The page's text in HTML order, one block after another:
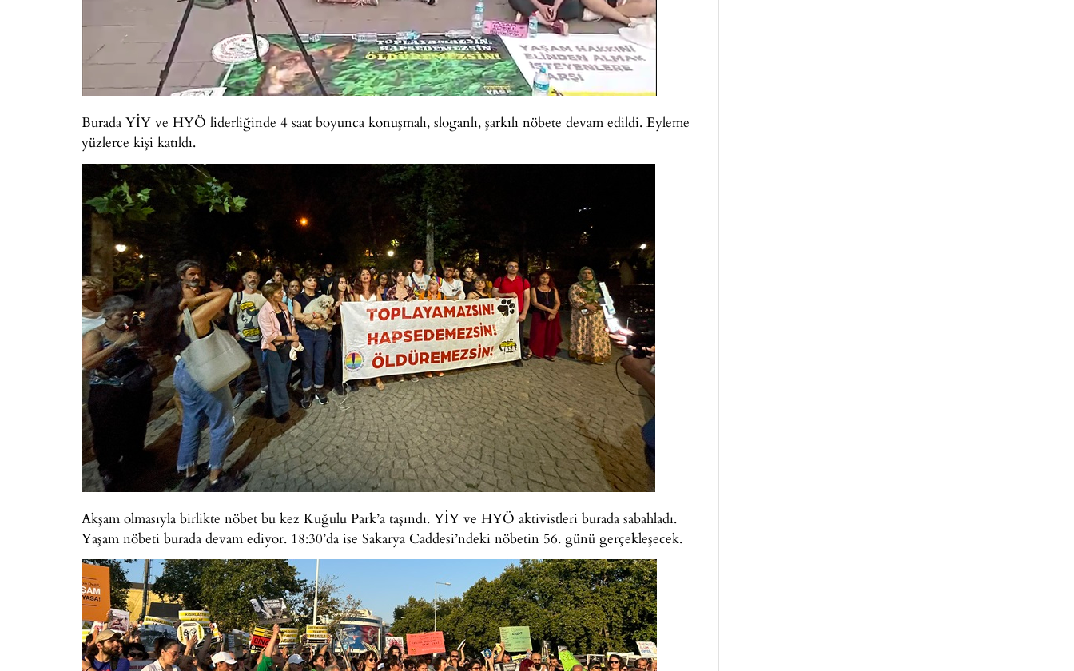
Burada YİY ve HYÖ liderliğinde 4 saat boyunca konuşmalı, sloganlı, şarkılı nöbete devam edildi. Eyleme
yüzlerce kişi katıldı.
Akşam olmasıyla birlikte nöbet bu kez Kuğulu Park’a taşındı. YİY ve HYÖ aktivistleri burada sabahladı.
Yaşam nöbeti burada devam ediyor. 18:30’da ise Sakarya Caddesi’ndeki nöbetin 56. günü gerçekleşecek.